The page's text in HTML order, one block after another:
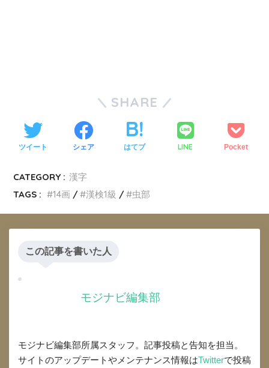
SHARE
ツイート シェア はてブ LINE Pocket
CATEGORY : 漢字
TAGS :
14画 漢検1級 虫部
この記事を書いた人
モジナビ編集部
モジナビ編集部所属スタッフ。記事投稿と告知を担当。
サイトのアップデートやメンテナンス情報はTwitterで投稿